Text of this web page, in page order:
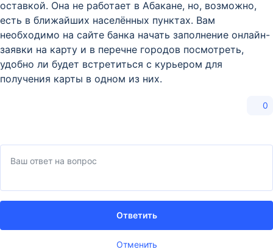
оставкой. Она не работает в Абакане, но, возможно,
есть в ближайших населённых пунктах. Вам
необходимо на сайте банка начать заполнение онлайн-
заявки на карту и в перечне городов посмотреть,
удобно ли будет встретиться с курьером для
получения карты в одном из них.
0
Отменить
Ответить